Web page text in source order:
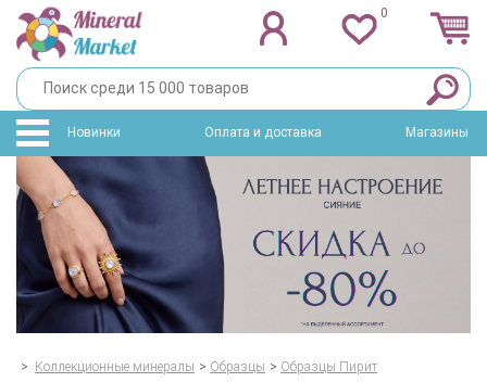
0
Новинки Оплата и доставка Магазины
> Коллекционные минералы > Образцы > Образцы Пирит